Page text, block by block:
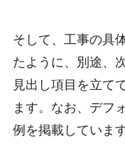
そして、工事の具
たように、別途、
見出し項目を立て
ます。なお、デフ
例を掲載しています